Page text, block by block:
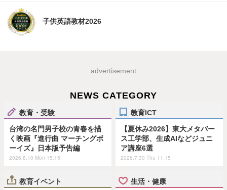
子供英語教材2026
advertisement
NEWS CATEGORY
教育・受験
台湾の名門男子校の青春を描
く映画『進行曲 マーチングボ
ーイズ』日本版予告編
2026.8.10 Mon 15:15
教育ICT
【夏休み2026】東大メタバー
ス工学部、生成AIなどジュニ
ア講座6選
2026.7.30 Thu 11:15
教育イベント 生活・健康